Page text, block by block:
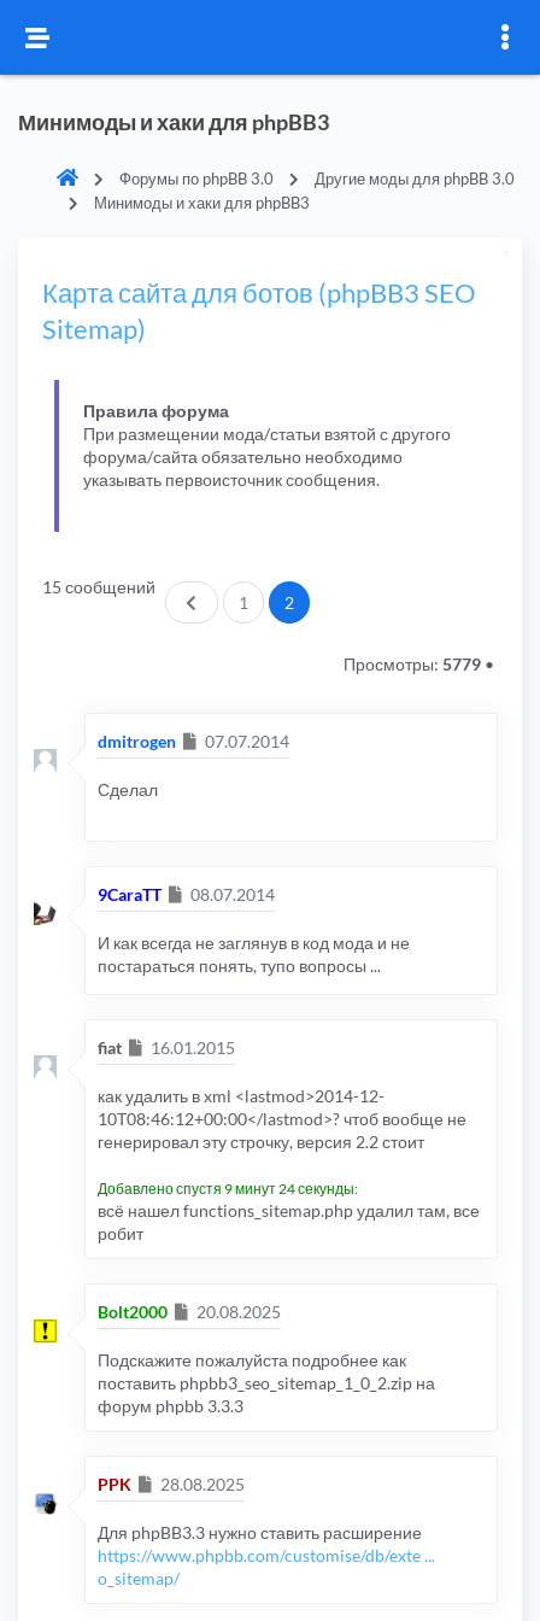
Минимоды и хаки для phpBB3
Форумы по phpBB 3.0
Другие моды для phpBB 3.0
Минимоды и хаки для phpBB3
Карта сайта для ботов (phpBB3 SEO
Sitemap)
Правила форума
При размещении мода/статьи взятой с другого
форума/сайта обязательно необходимо
указывать первоисточник сообщения.
15 сообщений
Пред.1 2
Просмотры: 5779 •
dmitrogen Сообщение
07.07.2014
Сделал
9CaraTT Сообщение
08.07.2014
И как всегда не заглянув в код мода и не
постараться понять, тупо вопросы ...
fiat Сообщение
16.01.2015
как удалить в xml <lastmod>2014-12-
10T08:46:12+00:00</lastmod>? чтоб вообще не
генерировал эту строчку, версия 2.2 стоит
Добавлено спустя 9 минут 24 секунды:
всё нашел functions_sitemap.php удалил там, все
робит
Bolt2000 Сообщение
20.08.2025
Подскажите пожалуйста подробнее как
поставить phpbb3_seo_sitemap_1_0_2.zip на
форум phpbb 3.3.3
PPK Сообщение
28.08.2025
Для phpBB3.3 нужно ставить расширение
https://www.phpbb.com/customise/db/exte ...
o_sitemap/